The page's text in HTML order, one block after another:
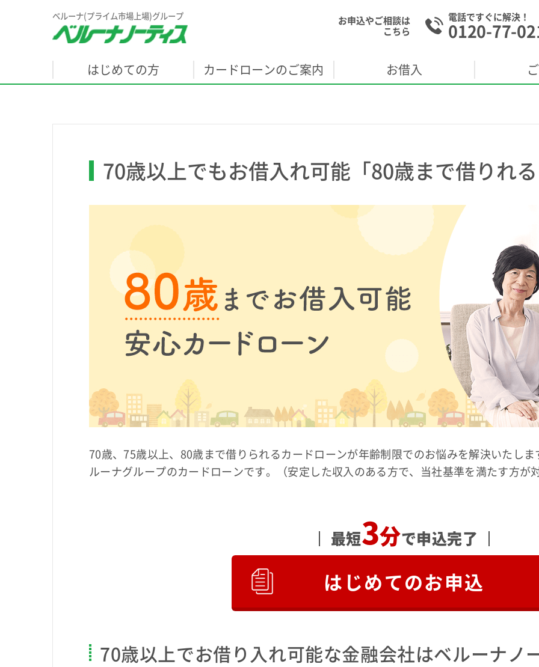
ベルーナ(プライム市場上場)グループ
お申込やご相談は
こちら
電話ですぐに解決！
0120-77-
はじめての方 カードローンのご案内 お借入
70歳以上でもお借入れ可能「80歳まで借りれ
70歳、75歳以上、80歳まで借りられるカードローンが年齢制限でのお悩みを解決いたし
ルーナグループのカードローンです。（安定した収入のある方で、当社基準を満たす方が
最短3分で申込完了
はじめてのお申込
70歳以上でお借り入れ可能な金融会社はベルーナノ